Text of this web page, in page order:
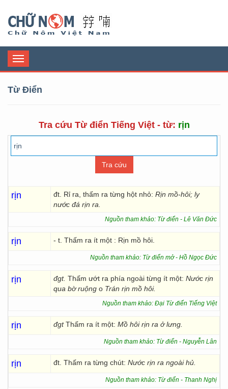
Toggle
navigation
Từ Điển
Tra cứu Từ điển Tiếng Việt - từ: rịn
rịn đt. Rỉ ra, thấm ra từng hột nhỏ: Rịn mồ-hôi; ly
nước đá rịn ra.
Nguồn tham khảo: Từ điển - Lê Văn Đức
rịn - t. Thấm ra ít một : Rịn mồ hôi.
Nguồn tham khảo: Từ điển mở - Hồ Ngọc Đức
rịn đgt. Thấm ướt ra phía ngoài từng ít một: Nước rịn
qua bờ ruộng o Trán rịn mồ hôi.
Nguồn tham khảo: Đại Từ điển Tiếng Việt
rịn đgtThấm ra ít một: Mồ hôi rịn ra ở lưng.
Nguồn tham khảo: Từ điển - Nguyễn Lân
rịn đt. Thấm ra từng chút: Nước rịn ra ngoài hủ.
Nguồn tham khảo: Từ điển - Thanh Nghị